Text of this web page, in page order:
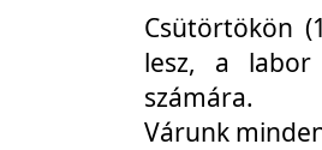
Csütörtökön
lesz, a labor
számára.
Várunk